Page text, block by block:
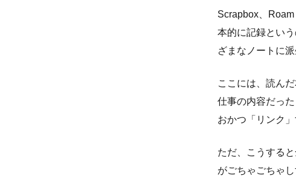
Scrapbox、
本的に記録とい
ざまなノートに
ここには、読ん
仕事の内容だっ
おかつ「リンク
ただ、こうする
がごちゃごちゃし